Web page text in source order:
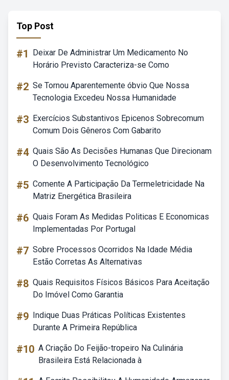
Top Post
#1
Deixar De Administrar Um Medicamento No
Horário Previsto Caracteriza-se Como
#2 Se Tornou Aparentemente óbvio Que Nossa
Tecnologia Excedeu Nossa Humanidade
#3 Exercícios Substantivos Epicenos Sobrecomum
Comum Dois Gêneros Com Gabarito
#4 Quais São As Decisões Humanas Que Direcionam
O Desenvolvimento Tecnológico
#5 Comente A Participação Da Termeletricidade Na
Matriz Energética Brasileira
#6 Quais Foram As Medidas Politicas E Economicas
Implementadas Por Portugal
#7 Sobre Processos Ocorridos Na Idade Média
Estão Corretas As Alternativas
#8 Quais Requisitos Físicos Básicos Para Aceitação
Do Imóvel Como Garantia
#9 Indique Duas Práticas Políticas Existentes
Durante A Primeira República
#10 A Criação Do Feijão-tropeiro Na Culinária
Brasileira Está Relacionada à